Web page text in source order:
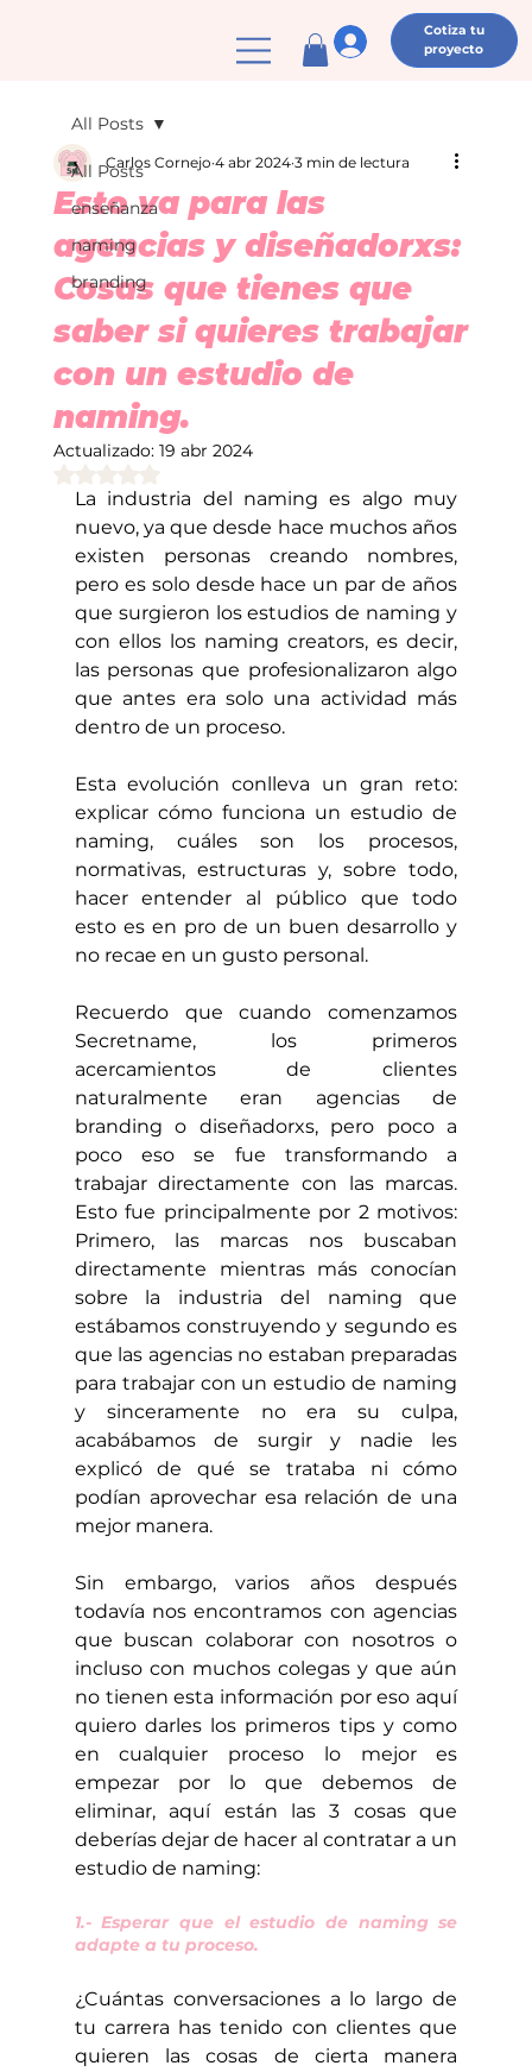
Cotiza tu
proyecto
All Posts
enseñanza
naming
branding
All Posts
Esto va para las
agencias y diseñadorxs:
Cosas que tienes que
saber si quieres trabajar
con un estudio de
naming.
Carlos Cornejo 4 abr 2024 3 min de lectura
Actualizado: 19 abr 2024
Obtuvo NaN de 5 estrellas.
La industria del naming es algo muy
nuevo, ya que desde hace muchos años
existen personas creando nombres,
pero es solo desde hace un par de años
que surgieron los estudios de naming y
con ellos los naming creators, es decir,
las personas que profesionalizaron algo
que antes era solo una actividad más
dentro de un proceso.
Esta evolución conlleva un gran reto:
explicar cómo funciona un estudio de
naming, cuáles son los procesos,
normativas, estructuras y, sobre todo,
hacer entender al público que todo
esto es en pro de un buen desarrollo y
no recae en un gusto personal.
Recuerdo que cuando comenzamos
Secretname, los primeros
acercamientos de clientes
naturalmente eran agencias de
branding o diseñadorxs, pero poco a
poco eso se fue transformando a
trabajar directamente con las marcas.
Esto fue principalmente por 2 motivos:
Primero, las marcas nos buscaban
directamente mientras más conocían
sobre la industria del naming que
estábamos construyendo y segundo es
que las agencias no estaban preparadas
para trabajar con un estudio de naming
y sinceramente no era su culpa,
acabábamos de surgir y nadie les
explicó de qué se trataba ni cómo
podían aprovechar esa relación de una
mejor manera.
Sin embargo, varios años después
todavía nos encontramos con agencias
que buscan colaborar con nosotros o
incluso con muchos colegas y que aún
no tienen esta información por eso aquí
quiero darles los primeros tips y como
en cualquier proceso lo mejor es
empezar por lo que debemos de
eliminar, aquí están las 3 cosas que
deberías dejar de hacer al contratar a un
estudio de naming:
1.- Esperar que el estudio de naming se
adapte a tu proceso.
¿Cuántas conversaciones a lo largo de
tu carrera has tenido con clientes que
quieren las cosas de cierta manera